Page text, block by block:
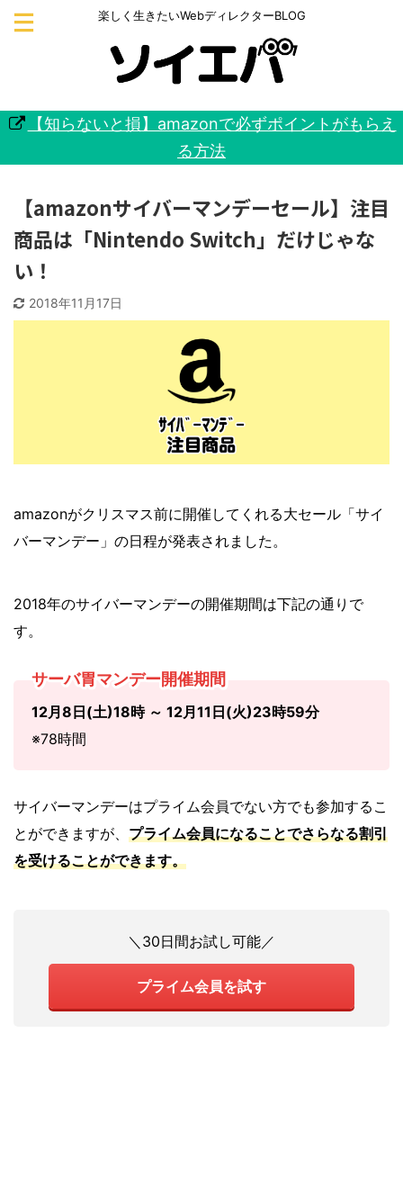
楽しく生きたいWebディレクターBLOG
【知らないと損】amazonで必ずポイントがもらえ
る方法
【amazonサイバーマンデーセール】注目
商品は「Nintendo Switch」だけじゃな
い！
2018年11月17日
amazonがクリスマス前に開催してくれる大セール「サイ
バーマンデー」の日程が発表されました。
2018年のサイバーマンデーの開催期間は下記の通りで
す。
サーバ胃マンデー開催期間
12月8日(土)18時 ～ 12月11日(火)23時59分
※78時間
サイバーマンデーはプライム会員でない方でも参加するこ
とができますが、 プライム会員になることでさらなる割引
を受けることができます。
＼30日間お試し可能／
プライム会員を試す